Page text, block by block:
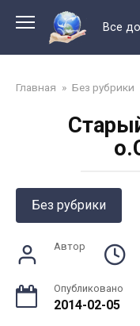
контенту
Все
Главная » Без рубрики
Без рубрики
Автор
Опубликовано
2014-02-05